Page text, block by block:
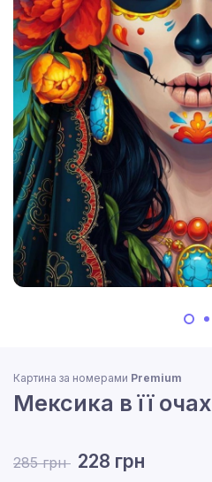
Картина за номерами Premium
Мексика в її очах
285 грн 228 грн